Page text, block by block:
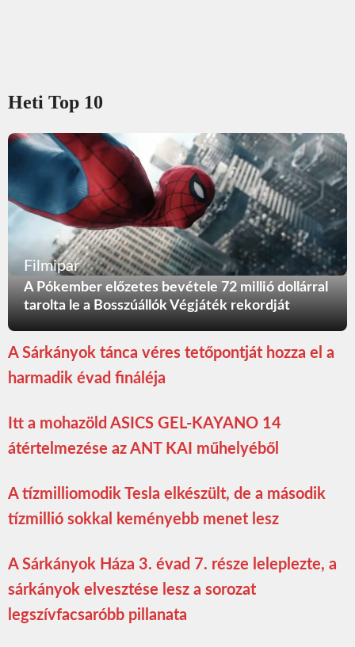
Heti Top 10
Filmipar
A Pókember előzetes bevétele 72 millió dollárral
tarolta le a Bosszúállók Végjáték rekordját
A Sárkányok tánca véres tetőpontját hozza el a
harmadik évad fináléja
Itt a mohazöld ASICS GEL-KAYANO 14
átértelmezése az ANT KAI műhelyéből
A tízmilliomodik Tesla elkészült, de a második
tízmillió sokkal keményebb menet lesz
A Sárkányok Háza 3. évad 7. része leleplezte, a
sárkányok elvesztése lesz a sorozat
legszívfacsaróbb pillanata